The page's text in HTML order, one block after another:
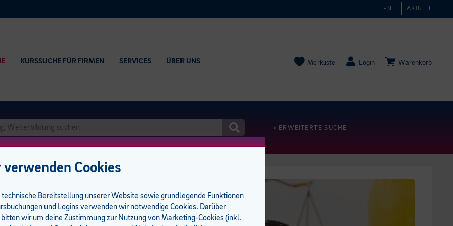
E-BFI AKTUELL
KURSSUCHE FÜR FIRMEN SERVICES ÜBER UNS Merkliste Login Warenkorb
> ERWEITERTE SUCHE
I Wochenendkurs I Präsenz I 24 UE
Cookies
technische Bereitstellung unserer Website sowie grundlegende Funktionen
und Logins verwenden wir notwendige Cookies. Darüber
bitten wir um deine Zustimmung zur Nutzung von Marketing-Cookies (inkl.